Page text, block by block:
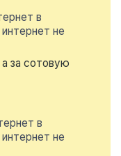
в
не
за сотовую
в
не